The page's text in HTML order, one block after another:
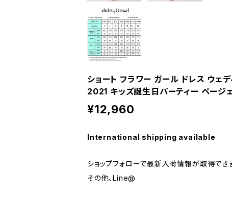
ショート フラワー ガール ドレス ウェ
2021 キッズ誕生日パーティー ページ
¥12,960
International shipping available
ショップフォローで最新入荷情報が取得でき
その他、Line@